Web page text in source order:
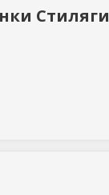
Стиляги